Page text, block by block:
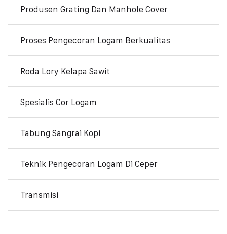
Produsen Grating Dan Manhole Cover
Proses Pengecoran Logam Berkualitas
Roda Lory Kelapa Sawit
Spesialis Cor Logam
Tabung Sangrai Kopi
Teknik Pengecoran Logam Di Ceper
Transmisi